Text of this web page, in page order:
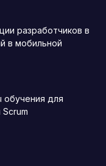
разработчиков в
в мобильной
обучения для